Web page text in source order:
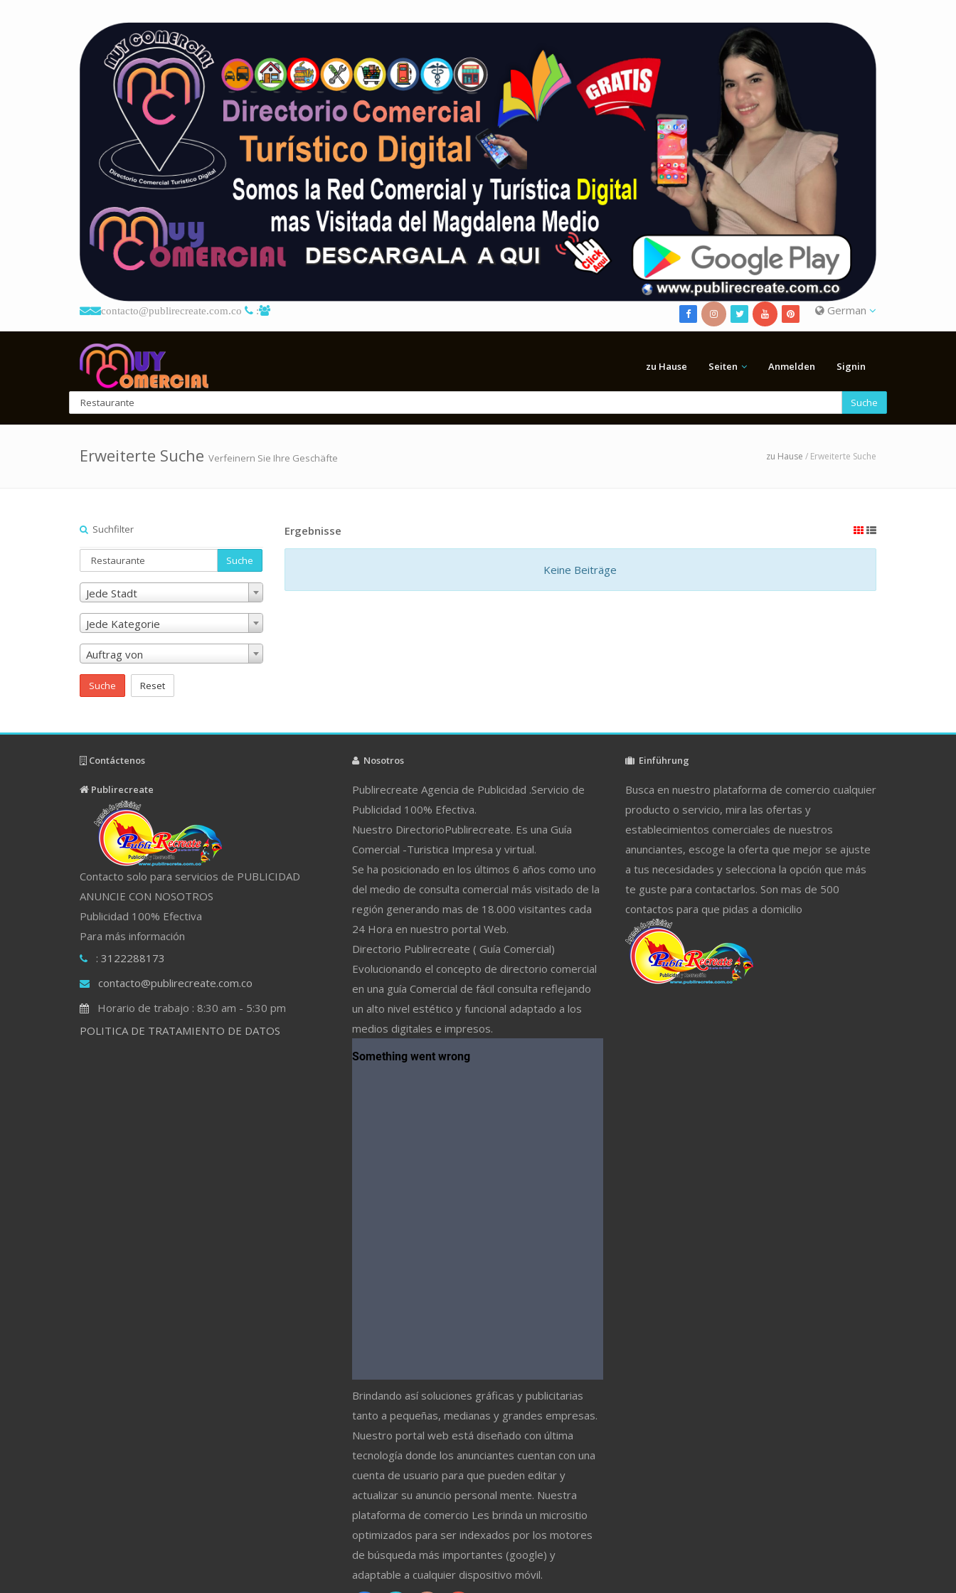
contacto@publirecreate.com.co : German
zu Hause Seiten Anmelden Signin
Suche
Erweiterte Suche Verfeinern Sie Ihre Geschäfte zu Hause / Erweiterte Suche
Suchfilter
Suche
Jede Stadt
Jede Kategorie
Auftrag von
Suche Reset
Ergebnisse
Keine Beiträge
Contáctenos
Publirecreate
Contacto solo para servicios de PUBLICIDAD
ANUNCIE CON NOSOTROS
Publicidad 100% Efectiva
Para más información
: 3122288173
contacto@publirecreate.com.co
Horario de trabajo : 8:30 am - 5:30 pm
POLITICA DE TRATAMIENTO DE DATOS
Nosotros
Publirecreate Agencia de Publicidad .Servicio de
Publicidad 100% Efectiva.
Nuestro DirectorioPublirecreate. Es una Guía
Comercial -Turistica Impresa y virtual.
Se ha posicionado en los últimos 6 años como uno
del medio de consulta comercial más visitado de la
región generando mas de 18.000 visitantes cada
24 Hora en nuestro portal Web.
Directorio Publirecreate ( Guía Comercial)
Evolucionando el concepto de directorio comercial
en una guía Comercial de fácil consulta reflejando
un alto nivel estético y funcional adaptado a los
medios digitales e impresos.
Brindando así soluciones gráficas y publicitarias
tanto a pequeñas, medianas y grandes empresas.
Nuestro portal web está diseñado con última
tecnología donde los anunciantes cuentan con una
cuenta de usuario para que pueden editar y
actualizar su anuncio personal mente. Nuestra
plataforma de comercio Les brinda un micrositio
optimizados para ser indexados por los motores
de búsqueda más importantes (google) y
adaptable a cualquier dispositivo móvil.
Einführung
Busca en nuestro plataforma de comercio cualquier
producto o servicio, mira las ofertas y
establecimientos comerciales de nuestros
anunciantes, escoge la oferta que mejor se ajuste
a tus necesidades y selecciona la opción que más
te guste para contactarlos. Son mas de 500
contactos para que pidas a domicilio